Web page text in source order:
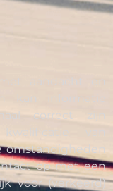
aandacht en
kan informatie
correct zijn
van
omstandigheden
op met een
voor (verkeerd)